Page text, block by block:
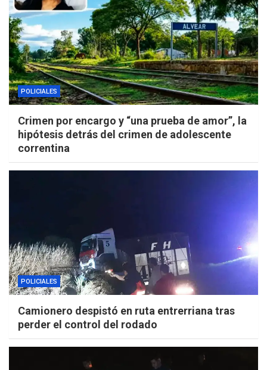
POLICIALES
Crimen por encargo y “una prueba de amor”, la
hipótesis detrás del crimen de adolescente
correntina
POLICIALES
Camionero despistó en ruta entrerriana tras
perder el control del rodado